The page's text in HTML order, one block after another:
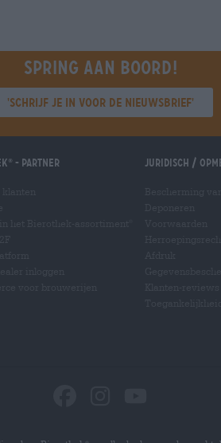
Spring aan boord!
'Schrijf je in voor de nieuwsbrief'
- Partner Juridisch /